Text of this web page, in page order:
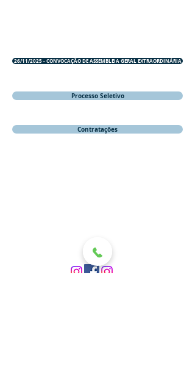
26/11/2025 - CONVOCAÇÃO DE ASSEMBLEIA GERAL EXTRAORDINÁRIA
Processo Seletivo
Contratações